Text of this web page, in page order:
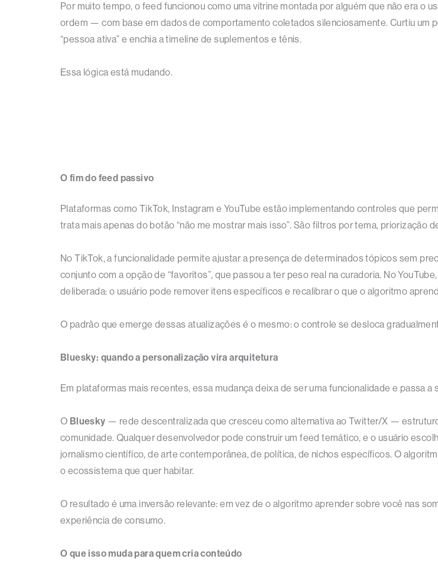
Por muito tempo, o feed funcionou como uma vitrine montada por alguém que não era o
ordem — com base em dados de comportamento coletados silenciosamente. Curtiu um
“pessoa ativa” e enchia a timeline de suplementos e tênis.
Essa lógica está mudando.
O fim do feed passivo
Plataformas como TikTok, Instagram e YouTube estão implementando controles que
trata mais apenas do botão “não me mostrar mais isso”. São filtros por tema,
No TikTok, a funcionalidade permite ajustar a presença de determinados tópicos sem
conjunto com a opção de “favoritos”, que passou a ter peso real na curadoria. No
deliberada: o usuário pode remover itens específicos e recalibrar o que o algoritmo
O padrão que emerge dessas atualizações é o mesmo: o controle se desloca
Bluesky: quando a personalização vira arquitetura
Em plataformas mais recentes, essa mudança deixa de ser uma funcionalidade e passa
O Bluesky — rede descentralizada que cresceu como alternativa ao Twitter/X —
comunidade. Qualquer desenvolvedor pode construir um feed temático, e o usuário
jornalismo científico, de arte contemporânea, de política, de nichos específicos. O
o ecossistema que quer habitar.
O resultado é uma inversão relevante: em vez de o algoritmo aprender sobre você nas
experiência de consumo.
O que isso muda para quem cria conteúdo